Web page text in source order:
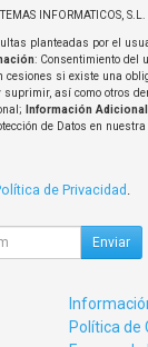
INFORMATICOS, S.L.
planteadas por el
: Consentimiento del
cesiones si existe una
suprimir, así como otros
Información Adicional
de Datos en nuestra
de Privacidad .
Enviar
Política de